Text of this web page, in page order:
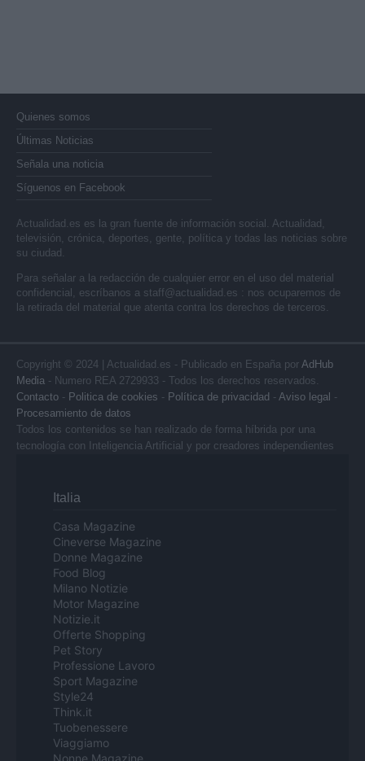
Quienes somos
Últimas Noticias
Señala una noticia
Síguenos en Facebook
Actualidad.es es la gran fuente de información social. Actualidad,
televisión, crónica, deportes, gente, política y todas las noticias sobre
su ciudad.
Para señalar a la redacción de cualquier error en el uso del material
confidencial, escríbanos a staff@actualidad.es : nos ocuparemos de
la retirada del material que atenta contra los derechos de terceros.
Copyright © 2024 | Actualidad.es - Publicado en España por AdHub
Media - Numero REA 2729933 - Todos los derechos reservados.
Contacto - Politica de cookies - Política de privacidad - Aviso legal -
Procesamiento de datos
Todos los contenidos se han realizado de forma híbrida por una
tecnología con Inteligencia Artificial y por creadores independientes
Italia
Casa Magazine
Cineverse Magazine
Donne Magazine
Food Blog
Milano Notizie
Motor Magazine
Notizie.it
Offerte Shopping
Pet Story
Professione Lavoro
Sport Magazine
Style24
Think.it
Tuobenessere
Viaggiamo
Nonne Magazine